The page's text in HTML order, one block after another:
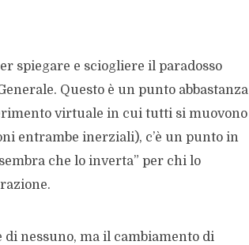
spiegare e sciogliere il paradosso
Questo è un punto abbastanza
virtuale in cui tutti si muovono
entrambe inerziali), c’è un punto in
che lo inverta” per chi lo
di nessuno, ma il cambiamento di